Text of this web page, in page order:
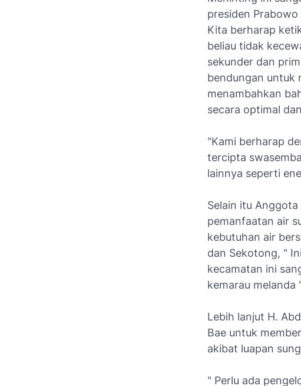
presiden
Kita berharap
beliau tidak
sekunder dan
bendungan untuk
menambahkan
secara optimal
"Kami berharap
tercipta
lainnya seperti
Selain itu
pemanfaatan air
kebutuhan air
dan Sekotong, "
kecamatan ini
kemarau melanda
Lebih lanjut H.
Bae untuk
akibat luapan
" Perlu ada